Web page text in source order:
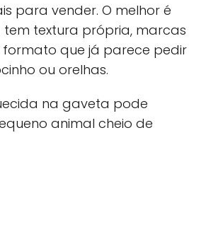
para vender. O melhor é
textura própria, marcas
formato que já parece pedir
ou orelhas.
na gaveta pode
animal cheio de